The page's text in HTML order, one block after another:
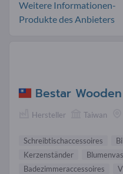
Weitere Informationen-
Produkte des Anbieters
Bestar
Hersteller Taiwan
Schreibtischaccessoires
Kerzenständer
Badezimmeraccessoires